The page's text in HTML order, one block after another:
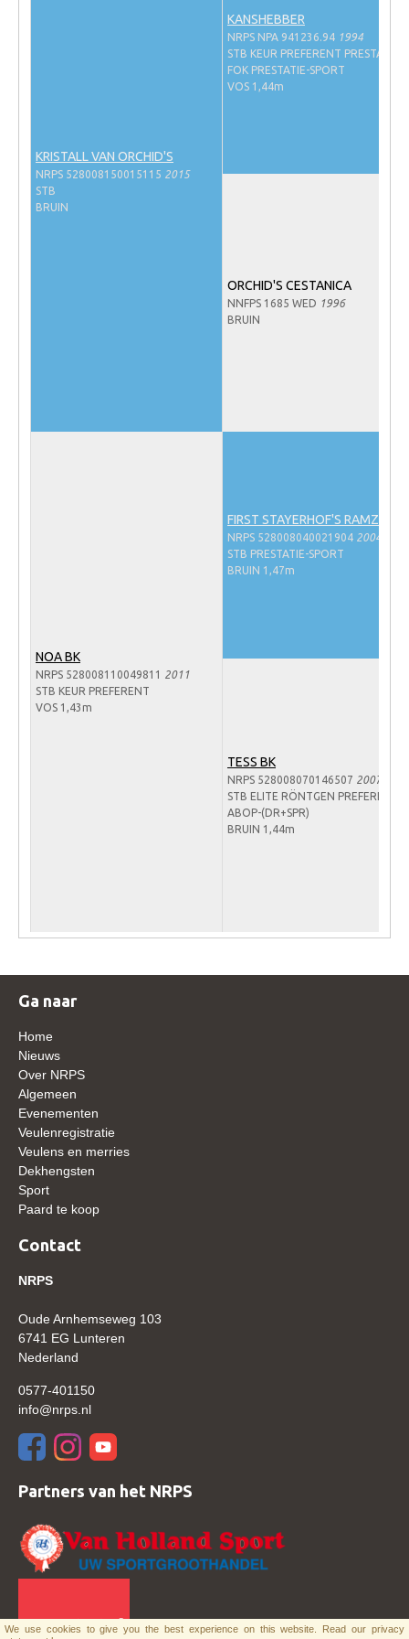
ABOP
Informatie aan je paard of pony toevoegen
Veulen registratie
Verrichtingsonderzoek NRPS
Verrichtingsonderzoek 2024-2025
Verrichtingsonderzoek 2023-2024
Sport
Paard te koop
Inloggen
REGIO'S
Regio Noord
Regio Midden
Bestuur Regio Midden
KRISTALL VAN ORCHID'S
NRPS 528008150015115 2015
STB
BRUIN
KANSHEBBER
NRPS NPA 941236.94 1994
STB KEUR PREFERENT PRESTATIE-
FOK PRESTATIE-SPORT
VOS 1,44m
ORCHID'S CESTANICA
NNFPS 1685 WED 1996
BRUIN
NOA BK
NRPS 528008110049811 2011
STB KEUR PREFERENT
VOS 1,43m
FIRST STAYERHOF'S RAMZI H
NRPS 528008040021904 2004
STB PRESTATIE-SPORT
BRUIN 1,47m
TESS BK
NRPS 528008070146507 2007
STB ELITE RÖNTGEN PREFERENT
ABOP-(DR+SPR)
BRUIN 1,44m
Ga naar
Home
Nieuws
Over NRPS
Algemeen
Evenementen
Veulenregistratie
Veulens en merries
Dekhengsten
Sport
Paard te koop
Contact
NRPS
Oude Arnhemseweg 103
6741 EG Lunteren
Nederland
0577-401150
info@nrps.nl
Partners van het NRPS
We use cookies to give you the best experience on this website. Read our privacy